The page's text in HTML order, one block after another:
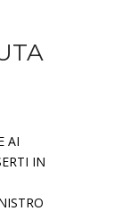
AI
IN